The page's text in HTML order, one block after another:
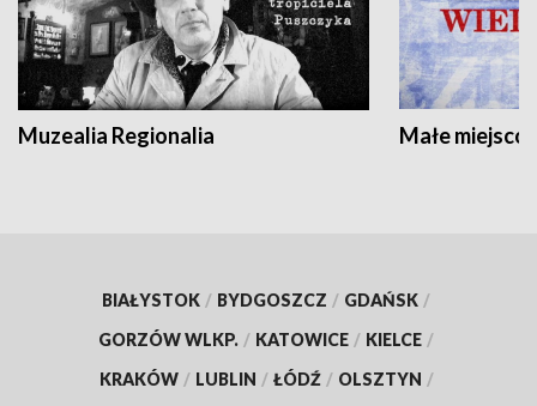
Muzealia Regionalia Małe
BIAŁYSTOK / BYDGOSZCZ / GDAŃSK /
GORZÓW WLKP. / KATOWICE / KIELCE /
KRAKÓW / LUBLIN / ŁÓDŹ / OLSZTYN /